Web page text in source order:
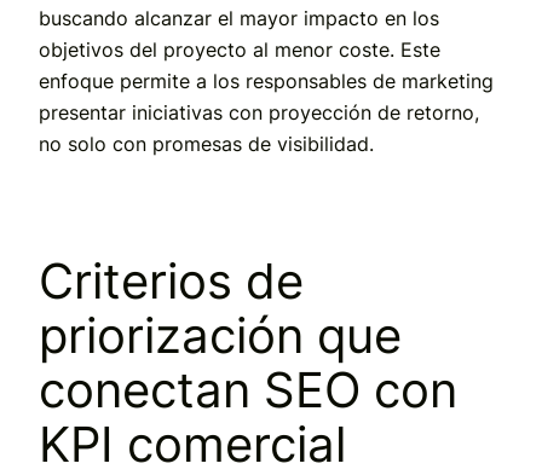
buscando alcanzar el mayor impacto en los
objetivos del proyecto al menor coste. Este
enfoque permite a los responsables de marketing
presentar iniciativas con proyección de retorno,
no solo con promesas de visibilidad.
Criterios de
priorización que
conectan SEO con
KPI comercial